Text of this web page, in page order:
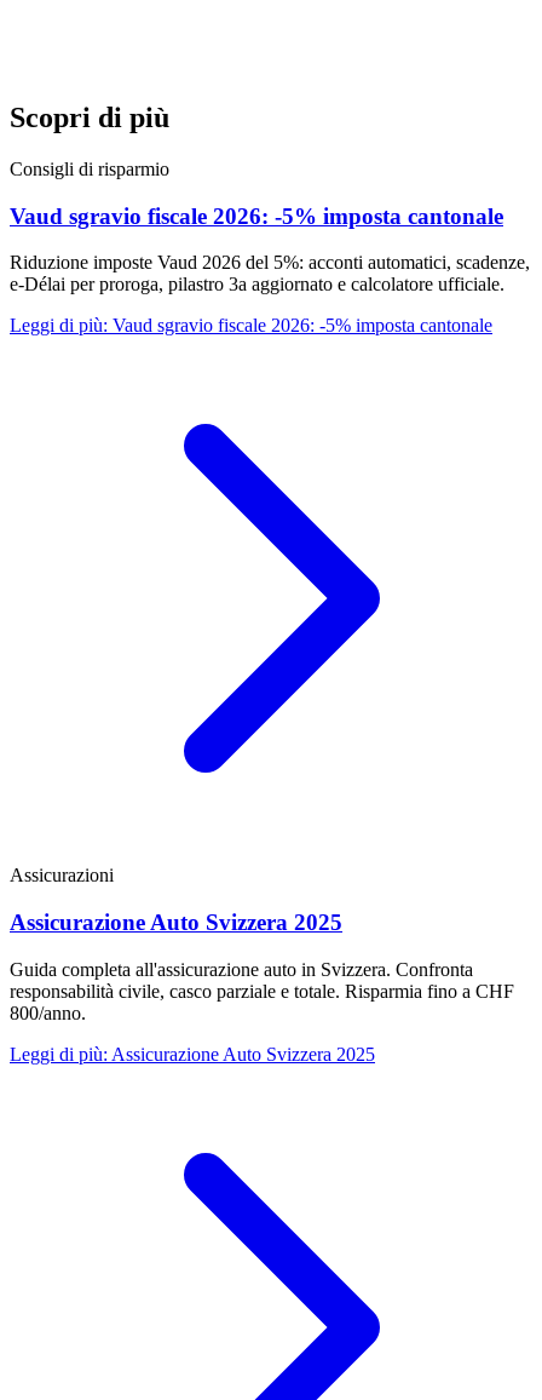
Scopri di più
Consigli di risparmio
Vaud sgravio fiscale 2026: -5% imposta cantonale
Riduzione imposte Vaud 2026 del 5%: acconti automatici, scadenze,
e-Délai per proroga, pilastro 3a aggiornato e calcolatore ufficiale.
Leggi di più: Vaud sgravio fiscale 2026: -5% imposta cantonale
Assicurazioni
Assicurazione Auto Svizzera 2025
Guida completa all'assicurazione auto in Svizzera. Confronta
responsabilità civile, casco parziale e totale. Risparmia fino a CHF
800/anno.
Leggi di più: Assicurazione Auto Svizzera 2025